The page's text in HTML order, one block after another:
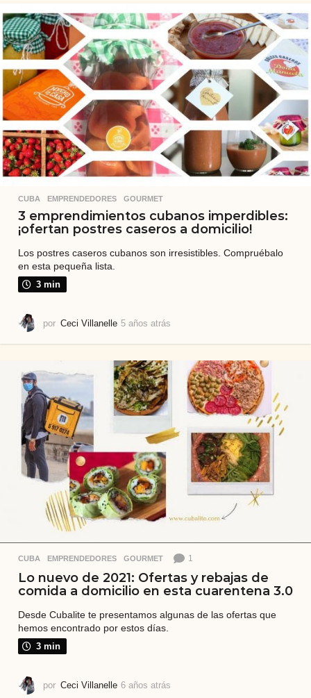
s
a
t
r
á
s
CUBA ,EMPRENDEDORES ,GOURMET
3 emprendimientos cubanos imperdibles:
¡ofertan postres caseros a domicilio!
Los postres caseros cubanos son irresistibles. Compruébalo
en esta pequeña lista.
3 min
por Ceci Villanelle 5 años atrás
o
á
s
CUBA ,EMPRENDEDORES ,GOURMET 1
Lo nuevo de 2021: Ofertas y rebajas de
comida a domicilio en esta cuarentena 3.0
Desde Cubalite te presentamos algunas de las ofertas que
hemos encontrado por estos días.
3 min
por Ceci Villanelle 6 años atrás